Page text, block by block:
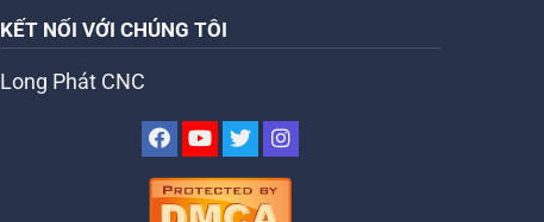
KẾT NỐI VỚI CHÚNG TÔI
Long Phát CNC